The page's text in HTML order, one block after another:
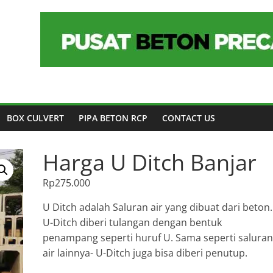
BOX CULVERT PIPA BETON RCP CONTACT US
Harga U Ditch Banjar
Rp275.000
U Ditch adalah Saluran air yang dibuat dari beton.
U-Ditch diberi tulangan dengan bentuk
penampang seperti huruf U. Sama seperti saluran
air lainnya- U-Ditch juga bisa diberi penutup.